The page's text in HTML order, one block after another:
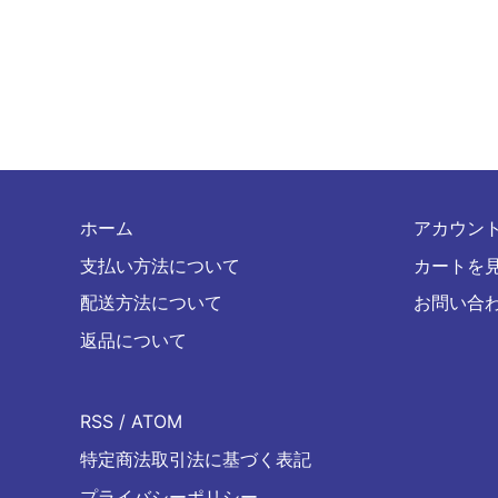
ホーム
支払い方法について
配送方法について
返品について
アカウント
カートを
お問い合
RSS / ATOM
特定商法取引法に基づく表記